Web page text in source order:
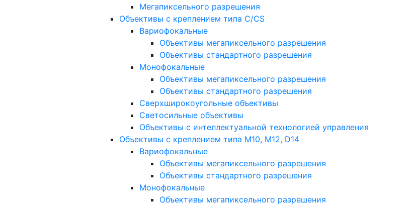
Мегапиксельного разрешения
Объективы с креплением типа C/CS
Вариофокальные
Объективы мегапиксельного разрешения
Объективы стандартного разрешения
Монофокальные
Объективы мегапиксельного разрешения
Объективы стандартного разрешения
Сверхширокоугольные объективы
Светосильные объективы
Объективы с интеллектуальной технологией управления
Объективы с креплением типа M10, M12, D14
Вариофокальные
Объективы мегапиксельного разрешения
Объективы стандартного разрешения
Монофокальные
Объективы мегапиксельного разрешения